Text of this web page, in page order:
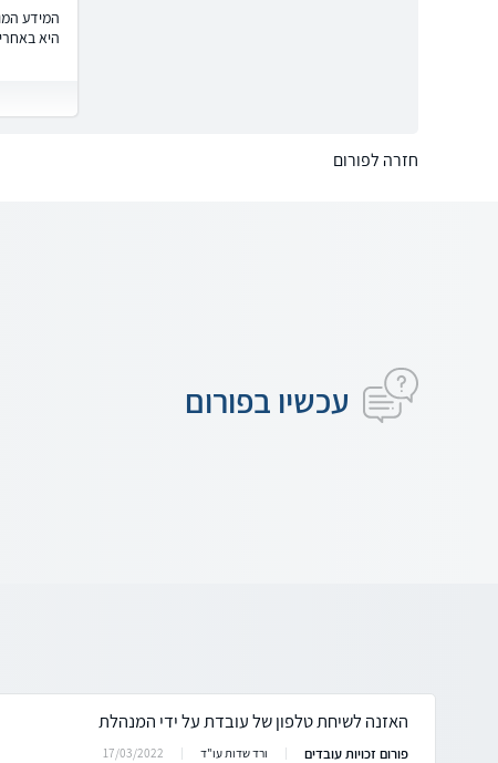
המידע
היא
חזרה לפורום
עכשיו בפורום
האזנה לשיחת טלפון של עובדת על ידי המנהלת
פורום זכויות עובדים ורד שדות עו"ד 17/03/2022